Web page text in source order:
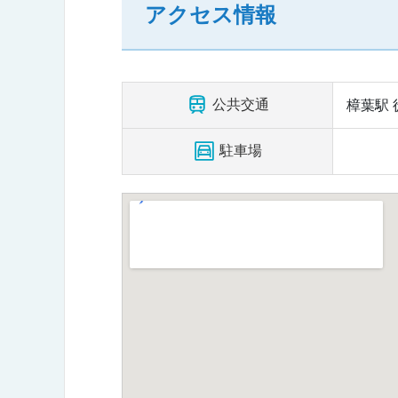
アクセス情報
公共交通 樟葉駅
駐車場